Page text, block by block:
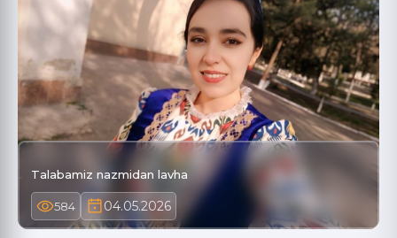
Talabamiz nazmidan lavha
584 04.05.2026